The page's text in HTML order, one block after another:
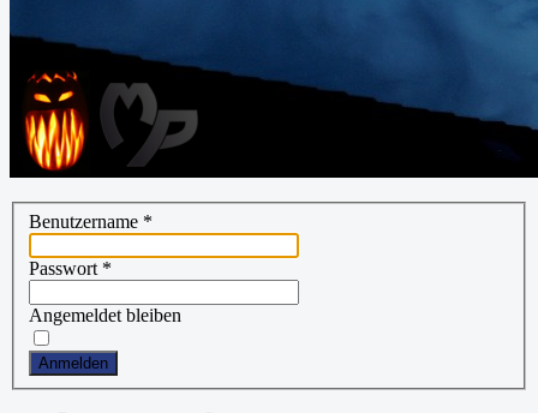
Benutzername *
Passwort *
Angemeldet bleiben
Anmelden